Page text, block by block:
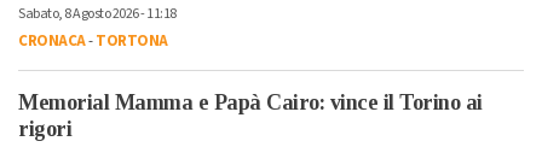
Sabato, 8 Agosto 2026 - 11:18
CRONACA-TORTONA
Memorial Mamma e Papà Cairo: vince il Torino ai
rigori